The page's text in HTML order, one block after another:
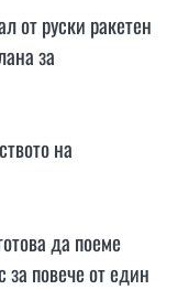
от руски ракетен
за
на
да поеме
за повече от един